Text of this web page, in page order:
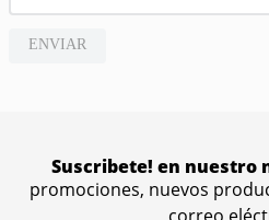
ENVIAR
Suscribete! en nuestro
promociones, nuevos
correo